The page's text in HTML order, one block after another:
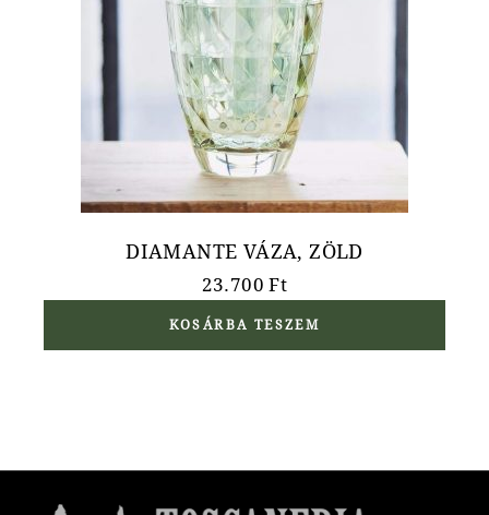
DIAMANTE VÁZA, ZÖLD
23.700Ft
KOSÁRBA TESZEM